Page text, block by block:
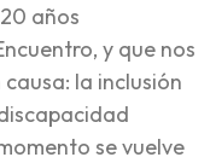
años
y que nos
la inclusión
se vuelve